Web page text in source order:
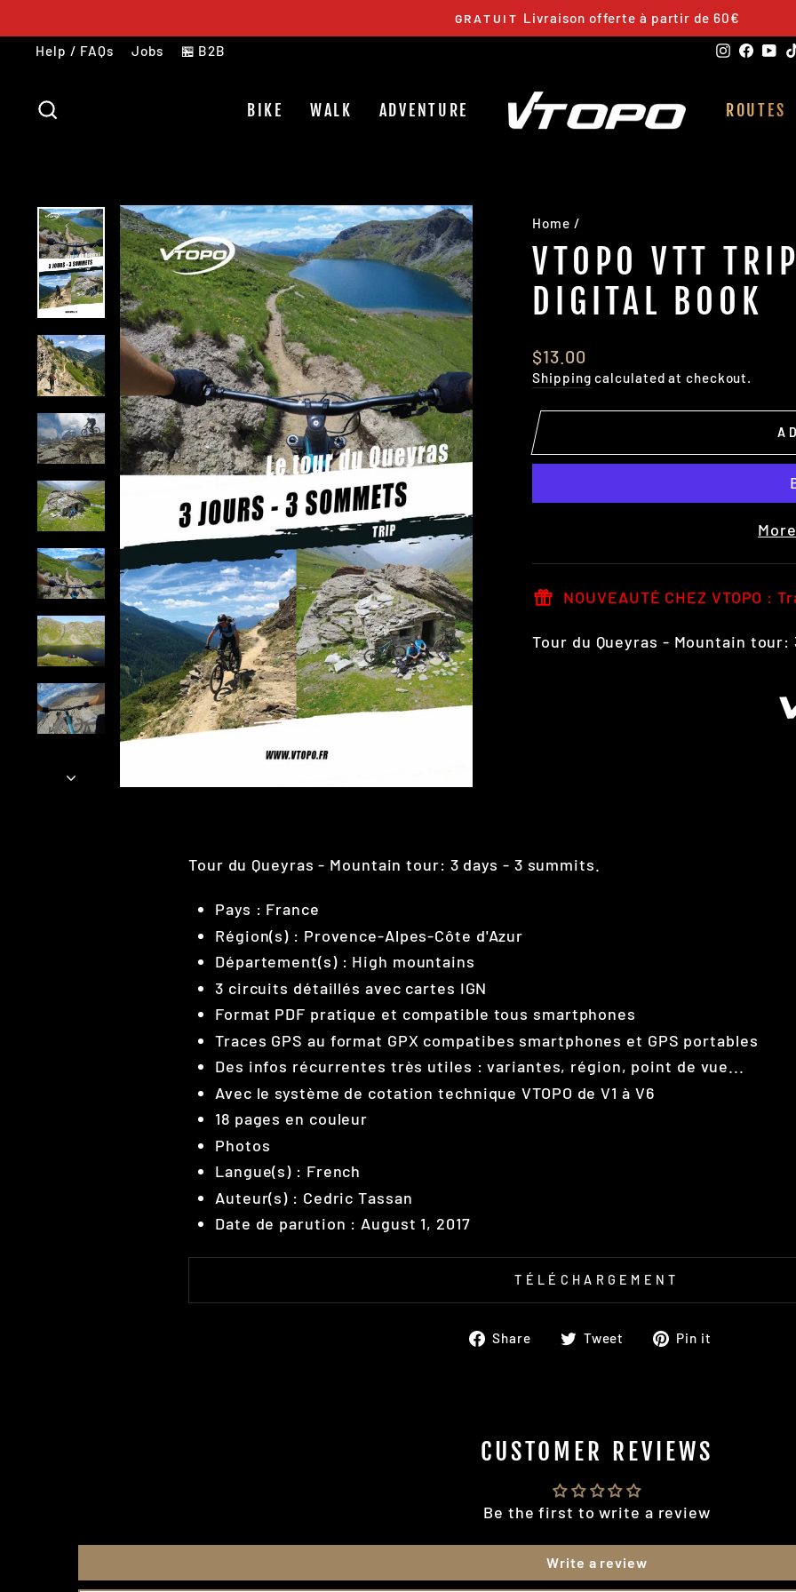
to
content
Pause
GRATUIT Livraison offerte à partir de 60€
Help / FAQs Jobs 🏪 B2B
BIKE WALK ADVENTURE ROUTES
Home /
VTOPO VTT
DIGITAL BOOK
Regular
price
$13.00
Shipping calculated at checkout.
NOUVEAUTÉ CHEZ VTOPO :
Tour du Queyras - Mountain
Tour du Queyras - Mountain tour: 3 days - 3 summits.
Pays : France
Région(s) : Provence-Alpes-Côte d'Azur
Département(s) : High mountains
3 circuits détaillés avec cartes IGN
Format PDF pratique et compatible tous smartphones
Traces GPS au format GPX compatibes smartphones et GPS portables
Des infos récurrentes très utiles : variantes, région, point de vue...
Avec le système de cotation technique VTOPO de V1 à V6
18 pages en couleur
Photos
Langue(s) : French
Auteur(s) : Cedric Tassan
Date de parution : August 1, 2017
TÉLÉCHARGEMENT
Share
ShareTweet
TweetPin it
CUSTOMER REVIEWS
Be the first to write a review
Write a review